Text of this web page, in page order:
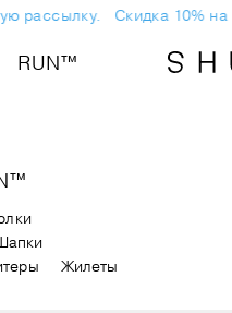
Скидка 10% на
RUN™
Жилеты